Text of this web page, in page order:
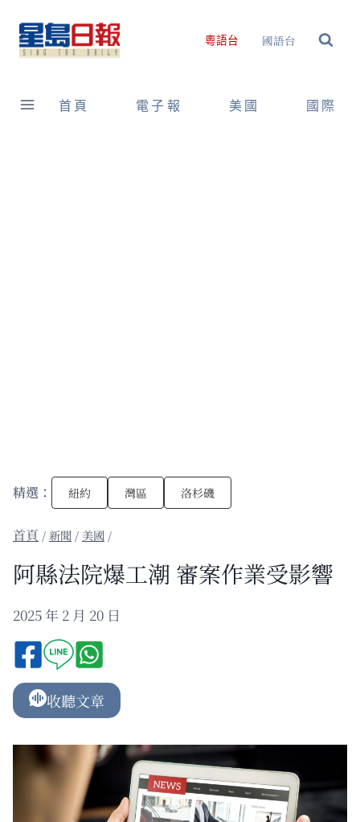
content
粵語台 國語台
首頁 電子報 美國 國際
精選： 紐約 灣區 洛杉磯
/新聞 / 美國 /
阿縣法院爆工潮 審案作業受影響
2025 年 2 月 20 日
收聽文章